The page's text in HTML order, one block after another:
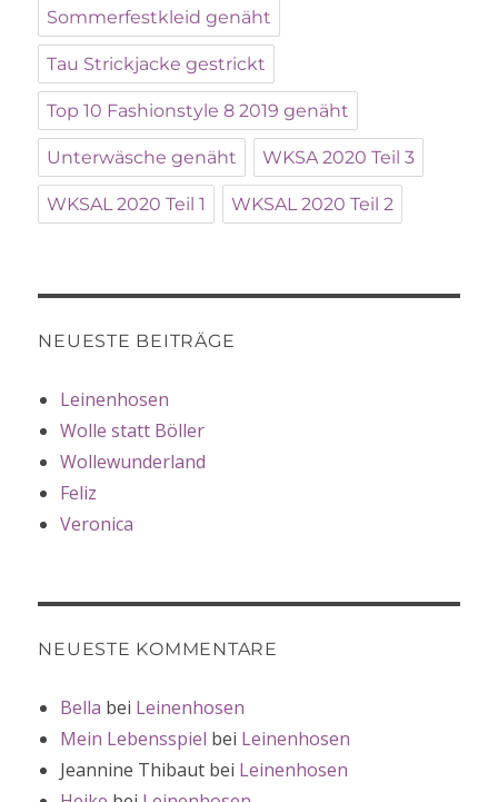
Sommerfestkleid genäht
Tau Strickjacke gestrickt
Top 10 Fashionstyle 8 2019 genäht
Unterwäsche genäht WKSA 2020 Teil 3
WKSAL 2020 Teil 1 WKSAL 2020 Teil 2
NEUESTE BEITRÄGE
Leinenhosen
Wolle statt Böller
Wollewunderland
Feliz
Veronica
NEUESTE KOMMENTARE
Bella bei Leinenhosen
Mein Lebensspiel bei Leinenhosen
Jeannine Thibaut bei Leinenhosen